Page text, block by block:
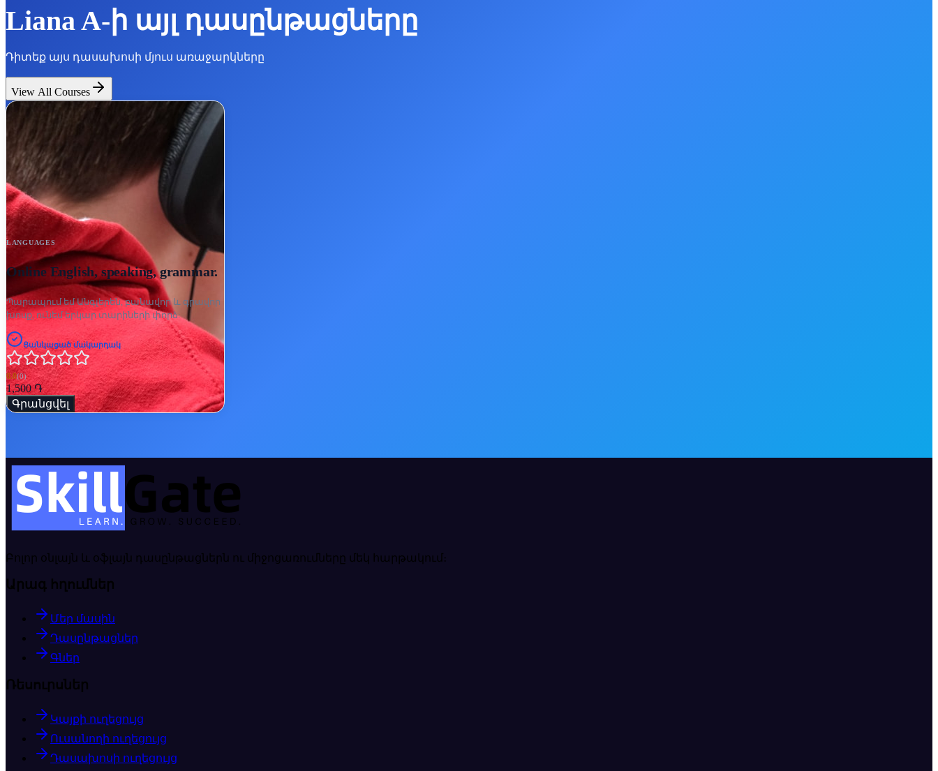
Liana A-ի այլ դասընթացները
Դիտեք այս դասախոսի մյուս առաջարկները
View All Courses
ԸՆԹԱՑՔՈՒՄ Է
Առցանց
LANGUAGES
Online English, speaking, grammar.
Պարապում եմ Անգլերեն, բանավոր և գրավոր
խոսք, ունեմ երկար տարիների փորձ:
Ցանկացած մակարդակ
0.0(0)
1,500 ֏
Գրանցվել
Բոլոր օնլայն և օֆլայն դասընթացներն ու միջոցառումները մեկ հարթակում։
Արագ հղումներ
Մեր մասին
Դասընթացներ
Գներ
Ռեսուրսներ
Կայքի ուղեցույց
Ուսանողի ուղեցույց
Դասախոսի ուղեցույց